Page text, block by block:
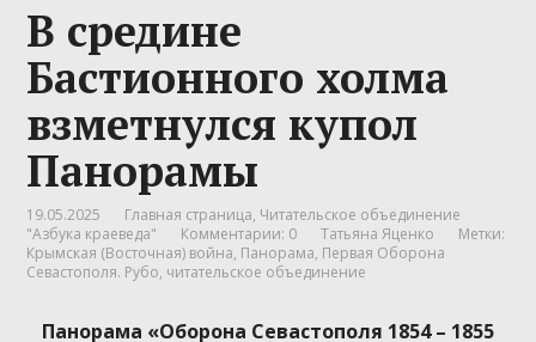
В средине
Бастионного холма
взметнулся купол
Панорамы
19.05.2025 Главная страница, Читательское объединение
"Азбука краеведа"
Комментарии: 0 Татьяна Яценко
Метки:
Крымская (Восточная) война, Панорама, Первая Оборона
Севастополя. Рубо, читательское объединение
Панорама «Оборона Севастополя 1854 – 1855